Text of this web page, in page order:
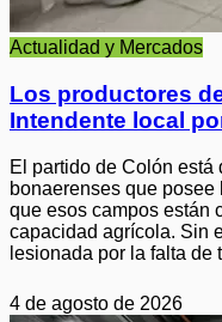
Actualidad y Mercados
Los productores
Intendente local
El partido de Colón está
bonaerenses que
que esos campos están
capacidad agrícola. Sin
lesionada por la falta de
4 de agosto de 2026